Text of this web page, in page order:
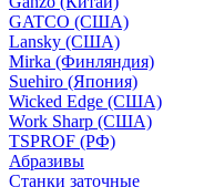
GATCO (США)
Lansky (США)
Mirka (Финляндия)
Suehiro (Япония)
Wicked Edge (США)
Work Sharp (США)
TSPROF (РФ)
Абразивы
Станки заточные